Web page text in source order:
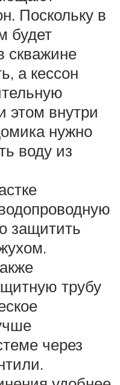
Поскольку в
будет
скважине
а кессон
этом внутри
нужно
воду из
защитить
трубу
через